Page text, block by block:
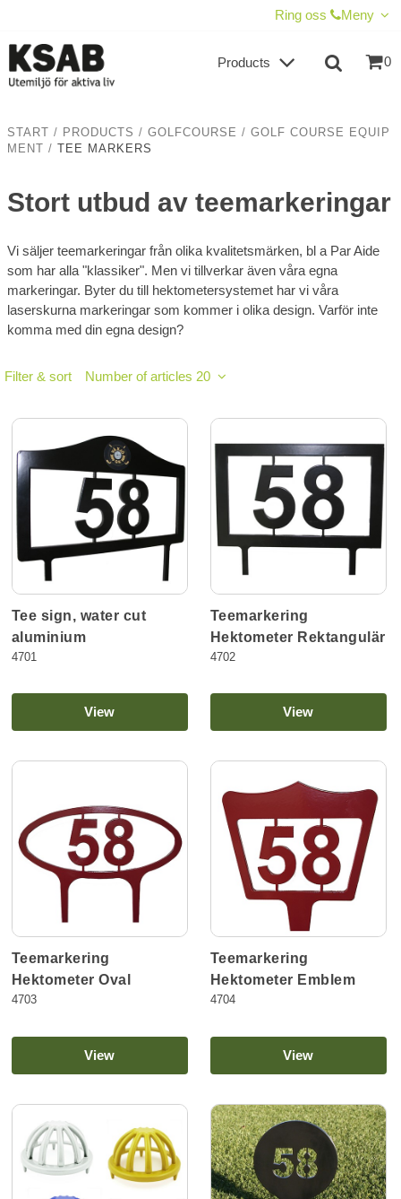
Ring oss Meny
0
Products
START / PRODUCTS / GOLFCOURSE / GOLF COURSE EQUIP
MENT
/ TEE MARKERS
Stort utbud av teemarkeringar
Vi säljer teemarkeringar från olika kvalitetsmärken, bl a Par Aide
som har alla "klassiker". Men vi tillverkar även våra egna
markeringar. Byter du till hektometersystemet har vi våra
laserskurna markeringar som kommer i olika design. Varför inte
komma med din egna design?
Filter & sort Number of articles 20
Tee sign, water cut
aluminium
4701
View
Teemarkering
Hektometer Rektangulär
4702
View
Teemarkering
Hektometer Oval
4703
View
Teemarkering
Hektometer Emblem
4704
View
CHECKOUT